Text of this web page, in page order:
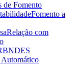
de Fomento
Fomento a
Relação com
BNDES